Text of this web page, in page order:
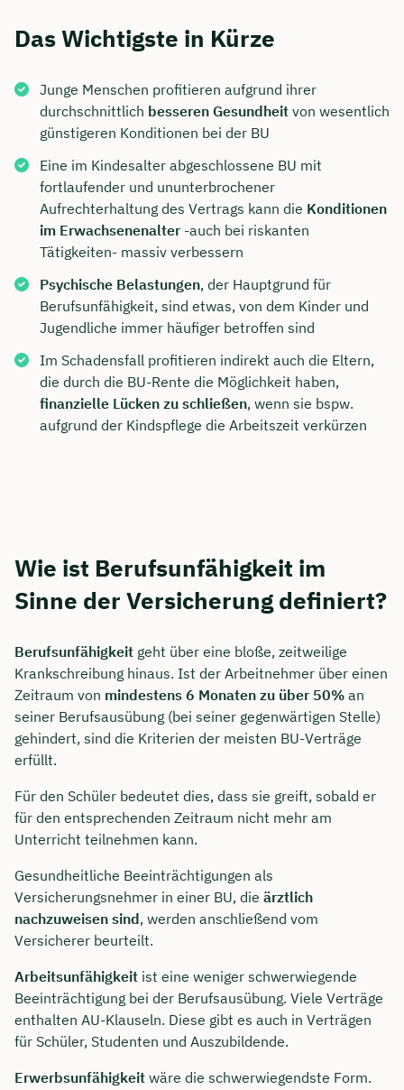
Das Wichtigste in Kürze
Junge Menschen profitieren aufgrund ihrer
durchschnittlich besseren Gesundheit von wesentlich
günstigeren Konditionen bei der BU
Eine im Kindesalter abgeschlossene BU mit
fortlaufender und ununterbrochener
Aufrechterhaltung des Vertrags kann die Konditionen
im Erwachsenenalter -auch bei riskanten
Tätigkeiten- massiv verbessern
Psychische Belastungen, der Hauptgrund für
Berufsunfähigkeit, sind etwas, von dem Kinder und
Jugendliche immer häufiger betroffen sind
Im Schadensfall profitieren indirekt auch die Eltern,
die durch die BU-Rente die Möglichkeit haben,
finanzielle Lücken zu schließen, wenn sie bspw.
aufgrund der Kindspflege die Arbeitszeit verkürzen
Wie ist Berufsunfähigkeit im
Sinne der Versicherung definiert?
Berufsunfähigkeit geht über eine bloße, zeitweilige
Krankschreibung hinaus. Ist der Arbeitnehmer über einen
Zeitraum von mindestens 6 Monaten zu über 50% an
seiner Berufsausübung (bei seiner gegenwärtigen Stelle)
gehindert, sind die Kriterien der meisten BU-Verträge
erfüllt.
Für den Schüler bedeutet dies, dass sie greift, sobald er
für den entsprechenden Zeitraum nicht mehr am
Unterricht teilnehmen kann.
Gesundheitliche Beeinträchtigungen als
Versicherungsnehmer in einer BU, die ärztlich
nachzuweisen sind, werden anschließend vom
Versicherer beurteilt.
Arbeitsunfähigkeit ist eine weniger schwerwiegende
Beeinträchtigung bei der Berufsausübung. Viele Verträge
enthalten AU-Klauseln. Diese gibt es auch in Verträgen
für Schüler, Studenten und Auszubildende.
Erwerbsunfähigkeit wäre die schwerwiegendste Form.